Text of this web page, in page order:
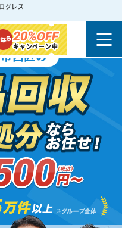
グレス
20%OFF
キャンペーン中
西区の